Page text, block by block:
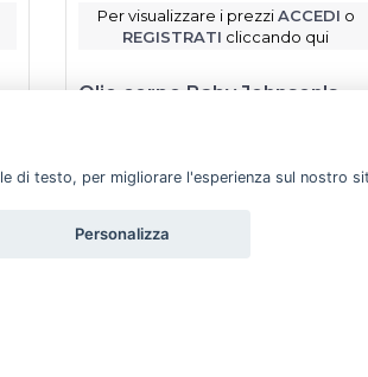
Per visualizzare i prezziACCEDI o
REGISTRATI cliccando qui
Olio corpo Baby Johnson's
Baby Johnson's
di testo, per migliorare l'esperienza sul nostro
Personalizza